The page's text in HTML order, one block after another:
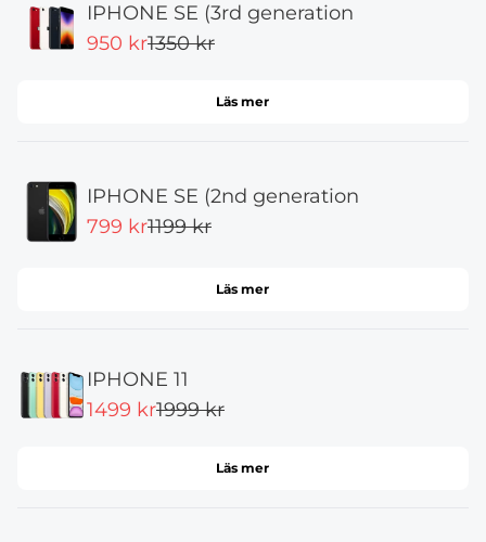
IPHONE SE (3rd generation
950 kr1350 kr
Läs mer
IPHONE SE (2nd generation
799 kr1199 kr
Läs mer
IPHONE 11
1499 kr1999 kr
Läs mer